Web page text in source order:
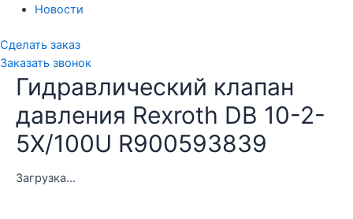
Новости
Сделать заказ
Заказать звонок
Гидравлический клапан
давления Rexroth DB 10-2-
5X/100U R900593839
Загрузка...